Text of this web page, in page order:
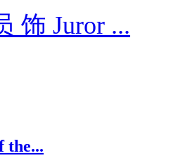
饰 Juror ...
the...